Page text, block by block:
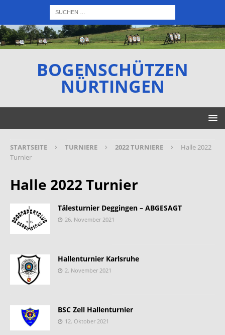
BOGENSCHÜTZEN
NÜRTINGEN
STARTSEITE TURNIERE 2022 TURNIERE
Halle 2022
Turnier
Halle 2022 Turnier
Tälesturnier Deggingen – ABGESAGT
26. November 2021
Hallenturnier Karlsruhe
2. November 2021
BSC Zell Hallenturnier
12. Oktober 2021